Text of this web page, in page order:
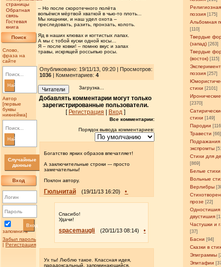
страницы
Обратная
связь
Гостевая
книга
Поиск
Слово,
фраза на
сайте
Найти
Автор
[первые
буквы
никнейма]
Найти
Случайные
данные
Вход
запомнить
Вход
Забыл пароль
| Регистрация
Религиозная
поэзия [175]
Альбомная
[110]
Твердые
(запад) [263]
Твердые
(восток) [115]
поэзия [257]
стихи [2101]
[2370]
стихи [149]
Пародии
Травести [66]
Подражания
экспромты
Стихи для
[869]
Белые стихи
Вольные
Верлибры
прозе [22]
Одностишия
двустишия
Частушки и
[37]
Басни [94]
Сказки в
Эпиграммы
Эпитафии
– Но после скоротечного полёта
вопьёмся мёртвой хваткой в чью-то плоть...
Мы хищники, и наш удел охота –
преследовать, разить, пронзать, колоть.
Яд в наших клювах и когтистых лапах.
А мы с тобой куски одной косы…
Я – после ковки! – помню вкус и запах
травы, искрящей россыпью росы.
Опубликовано: 19/11/13, 09:20 | Просмотров:
1036| Комментариев: 4
Читатели Загрузка...
Добавлять комментарии могут только
зарегистрированные пользователи.
[ Регистрация Вход]
Все комментарии:
Порядок вывода комментариев:
Богатство ярких образов впечатляет!
А заключительные строки --- просто
замечательны!
Поклон автору.
Гюльчитай (19/11/13 16:20) •
Спасибо!
Удачи!
spacemaugli (20/11/13 08:14) •
Ух ты! Люблю такое. Классная идея,
парадоксальный, запоминающийся,